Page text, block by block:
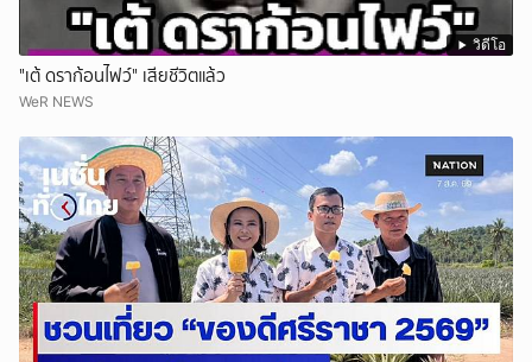
วิดีโอ
"เต้ ดราก้อนไฟว์" เสียชีวิตแล้ว
WeR NEWS